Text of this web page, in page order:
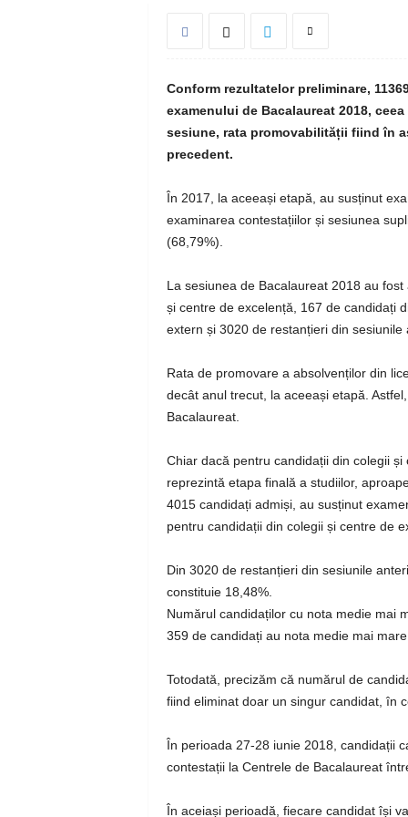
Conform rezultatelor preliminare,
examenului de Bacalaureat 2018,
sesiune, rata promovabilității fiind în
precedent.
În 2017, la aceeași etapă, au susținut
examinarea contestațiilor și sesiunea
(68,79%).
La sesiunea de Bacalaureat 2018 au
și centre de excelență, 167 de candidați
extern și 3020 de restanțieri din
Rata de promovare a absolvenților din
decât anul trecut, la aceeași etapă.
Bacalaureat.
Chiar dacă pentru candidații din colegii
reprezintă etapa finală a studiilor,
4015 candidați admiși, au susținut
pentru candidații din colegii și centre de
Din 3020 de restanțieri din sesiunile
constituie 18,48%.
Numărul candidaților cu nota medie mai
359 de candidați au nota medie mai
Totodată, precizăm că numărul de
fiind eliminat doar un singur candidat, în
În perioada 27-28 iunie 2018, candidații
contestații la Centrele de Bacalaureat
În aceiași perioadă, fiecare candidat își